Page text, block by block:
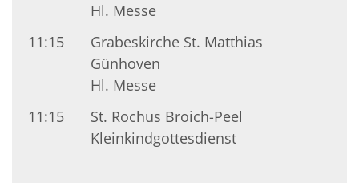
Hl. Messe
11:15
Grabeskirche St. Matthias
Günhoven
Hl. Messe
11:15
St. Rochus Broich-Peel
Kleinkindgottesdienst